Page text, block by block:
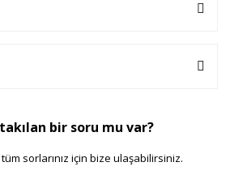
takılan bir soru mu var?
sorlarınız için bize ulaşabilirsiniz.